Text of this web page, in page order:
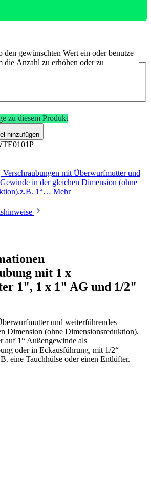
gewünschten Wert ein oder benutze
die Anzahl zu erhöhen oder zu
zu diesem Produkt
hinzufügen
Verschraubungen mit Überwurfmutter und
in der gleichen Dimension (ohne
1“… Mehr
mit 1 x
1", 1 x 1" AG und 1/2"
und weiterführendes
Dimension (ohne Dimensionsreduktion).
auf 1“ Außengewinde als
oder in Eckausführung, mit 1/2“
eine Tauchhülse oder einen Entlüfter.